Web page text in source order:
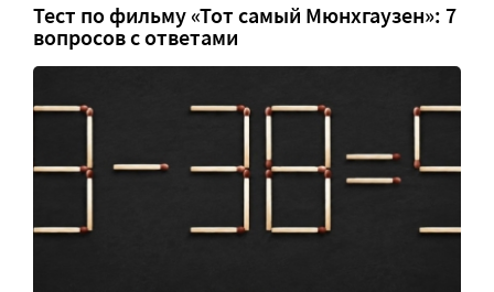
Тест по фильму «Тот самый Мюнхгаузен»: 7
вопросов с ответами